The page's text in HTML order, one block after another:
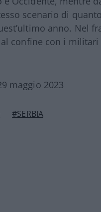
scenario di
anno. Nel
confine con i
maggio 2023
#SERBIA